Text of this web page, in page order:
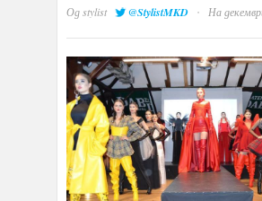
Одstylist @StylistMKD · На